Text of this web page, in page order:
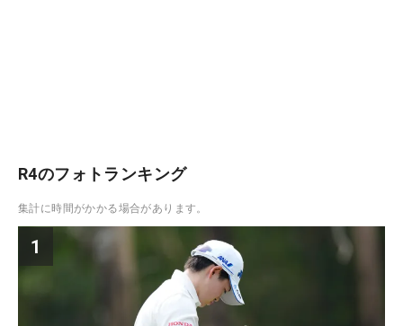
R4のフォトランキング
集計に時間がかかる場合があります。
1